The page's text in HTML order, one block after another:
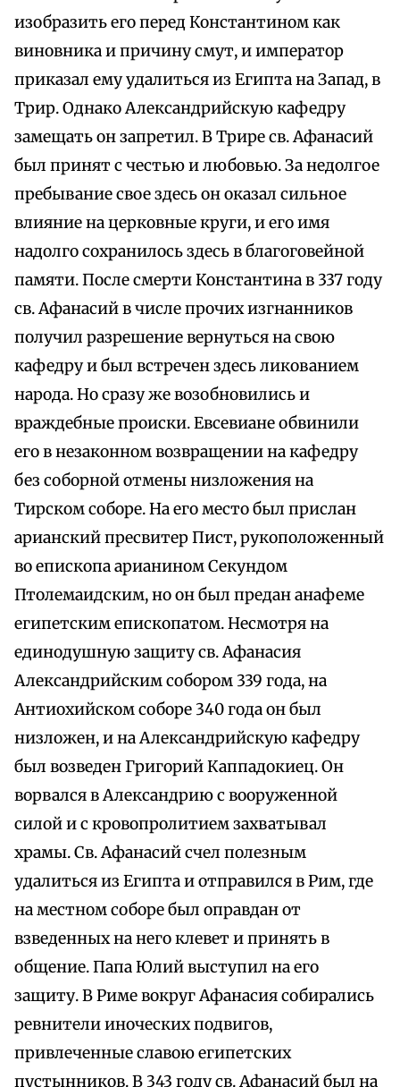
изобразить его перед Константином как
виновника и причину смут, и император
приказал ему удалиться из Египта на Запад, в
Трир. Однако Александрийскую кафедру
замещать он запретил. В Трире св. Афанасий
был принят с честью и любовью. За недолгое
пребывание свое здесь он оказал сильное
влияние на церковные круги, и его имя
надолго сохранилось здесь в благоговейной
памяти. После смерти Константина в 337 году
св. Афанасий в числе прочих изгнанников
получил разрешение вернуться на свою
кафедру и был встречен здесь ликованием
народа. Но сразу же возобновились и
враждебные происки. Евсевиане обвинили
его в незаконном возвращении на кафедру
без соборной отмены низложения на
Тирском соборе. На его место был прислан
арианский пресвитер Пист, рукоположенный
во епископа арианином Секундом
Птолемаидским, но он был предан анафеме
египетским епископатом. Несмотря на
единодушную защиту св. Афанасия
Александрийским собором 339 года, на
Антиохийском соборе 340 года он был
низложен, и на Александрийскую кафедру
был возведен Григорий Каппадокиец. Он
ворвался в Александрию с вооруженной
силой и с кровопролитием захватывал
храмы. Св. Афанасий счел полезным
удалиться из Египта и отправился в Рим, где
на местном соборе был оправдан от
взведенных на него клевет и принять в
общение. Папа Юлий выступил на его
защиту. В Риме вокруг Афанасия собирались
ревнители иноческих подвигов,
привлеченные славою египетских
пустынников. В 343 году св. Афанасий был на